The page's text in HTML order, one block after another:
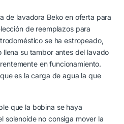
de lavadora Beko en oferta para
de reemplazos para
se ha estropeado,
su tambor antes del lavado
en funcionamiento.
es la carga de agua la que
que la bobina se haya
solenoide no consiga mover la